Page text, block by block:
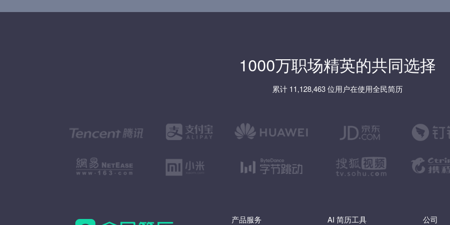
1000万职场精英的共同选择
累计 11,128,463 位用户在使用全民简历
产品服务 AI 简历工具 公司